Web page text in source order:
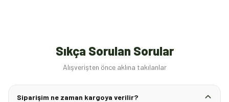
Sıkça Sorulan Sorular
Alışverişten önce aklına takılanlar
Siparişim ne zaman kargoya verilir?